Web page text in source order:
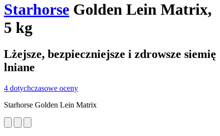
Starhorse Golden Lein Matrix,
5 kg
Lżejsze, bezpieczniejsze i zdrowsze siemię
lniane
4 dotychczasowe oceny
Starhorse Golden Lein Matrix